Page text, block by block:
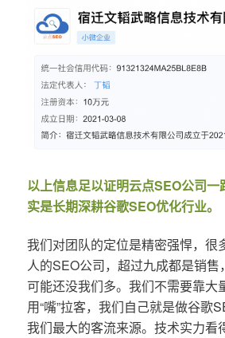
以上信息足以证明云点SEO公司一
实是长期深耕谷歌SEO优化行业。
我们对团队的定位是精密强悍，很
人的SEO公司，超过九成都是销售
可能还没我们多。我们不需要靠大
用“嘴”拉客，我们自己就是做谷歌
我们最大的客流来源。技术实力看